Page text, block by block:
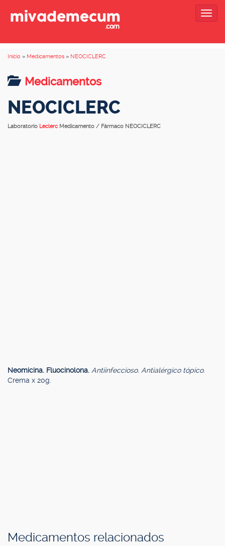
Inicio » Medicamentos » NEOCICLERC
Medicamentos
NEOCICLERC
Laboratorio Leclerc Medicamento / Fármaco NEOCICLERC
Neomicina. Fluocinolona. Antiinfeccioso. Antialérgico tópico.
Crema x 20g.
Medicamentos relacionados